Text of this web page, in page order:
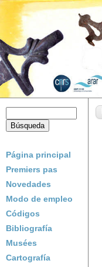
Página principal
Premiers pas
Novedades
Modo de empleo
Códigos
Bibliografía
Musées
Cartografía